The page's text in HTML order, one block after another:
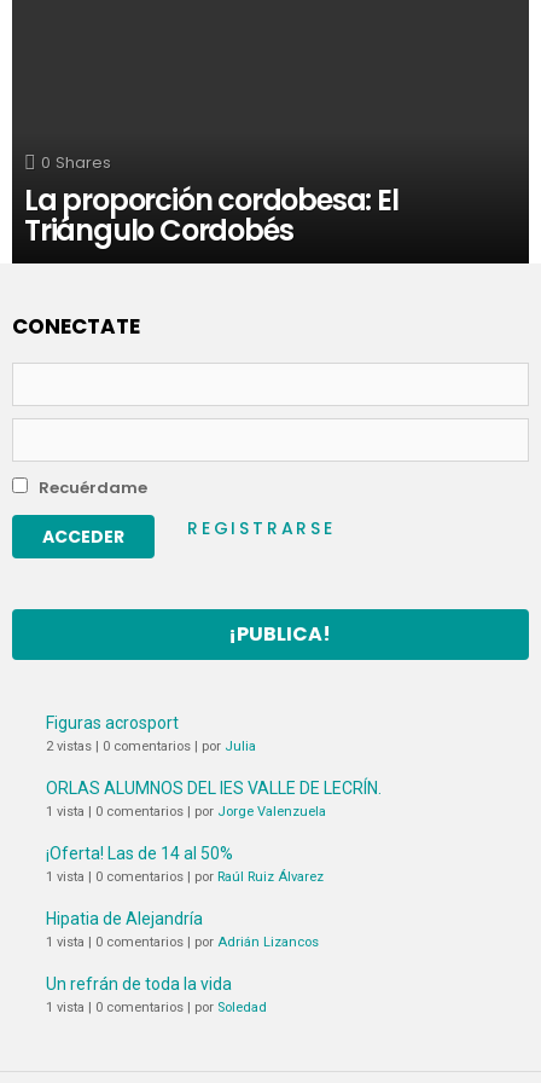
0 Shares
La proporción cordobesa: El
Triángulo Cordobés
CONECTATE
de
usuario
Recuérdame
REGISTRARSE
¡PUBLICA!
Figuras acrosport
2 vistas 0 comentarios por Julia
ORLAS ALUMNOS DEL IES VALLE DE LECRÍN.
1 vista 0 comentarios por Jorge Valenzuela
¡Oferta! Las de 14 al 50%
1 vista 0 comentarios por Raúl Ruiz Álvarez
Hipatia de Alejandría
1 vista 0 comentarios por Adrián Lizancos
Un refrán de toda la vida
1 vista 0 comentarios por Soledad